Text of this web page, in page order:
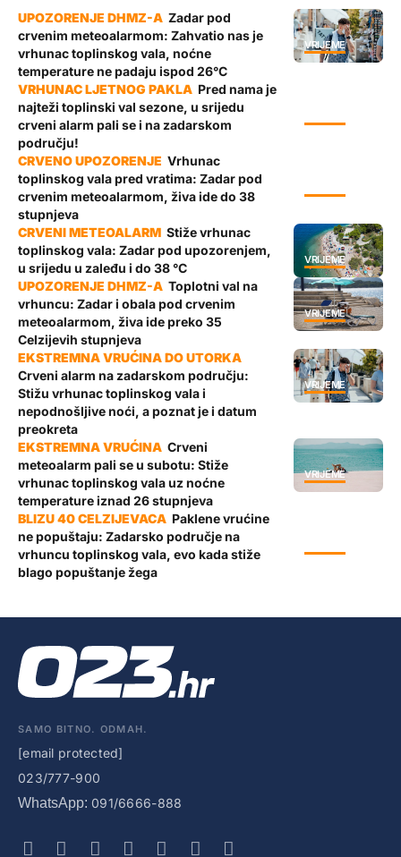
VRIJEME
Zadar pod
crvenim meteoalarmom: Zahvatio nas je
vrhunac toplinskog vala, noćne
temperature ne padaju ispod 26°C
Pred nama je
najteži toplinski val sezone, u srijedu
crveni alarm pali se i na zadarskom
području!
Vrhunac
toplinskog vala pred vratima: Zadar pod
crvenim meteoalarmom, živa ide do 38
stupnjeva
VRIJEME
Stiže vrhunac
toplinskog vala: Zadar pod upozorenjem,
u srijedu u zaleđu i do 38 °C
VRIJEME
Toplotni val na
vrhuncu: Zadar i obala pod crvenim
meteoalarmom, živa ide preko 35
Celzijevih stupnjeva
VRIJEME
Crveni alarm na zadarskom području:
Stižu vrhunac toplinskog vala i
nepodnošljive noći, a poznat je i datum
preokreta
VRIJEME
Crveni
meteoalarm pali se u subotu: Stiže
vrhunac toplinskog vala uz noćne
temperature iznad 26 stupnjeva
Paklene vrućine
ne popuštaju: Zadarsko područje na
vrhuncu toplinskog vala, evo kada stiže
blago popuštanje žega
SAMO BITNO. ODMAH.
[email protected]
023/777-900
WhatsApp: 091/6666-888